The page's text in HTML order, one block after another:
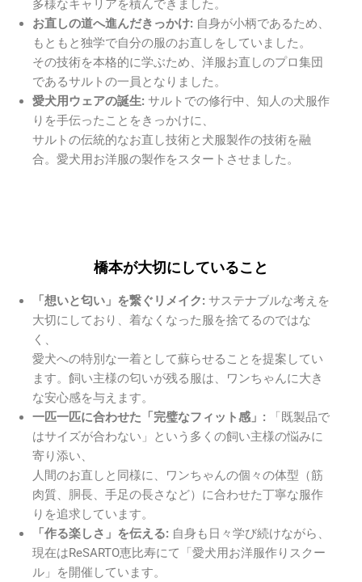
多様なキャリアを積んできました。
お直しの道へ進んだきっかけ: 自身が小柄であるため、
もともと独学で自分の服のお直しをしていました。
その技術を本格的に学ぶため、洋服お直しのプロ集団
であるサルトの一員となりました。
愛犬用ウェアの誕生: サルトでの修行中、知人の犬服作
りを手伝ったことをきっかけに、
サルトの伝統的なお直し技術と犬服製作の技術を融
合。愛犬用お洋服の製作をスタートさせました。
橋本が大切にしていること
「想いと匂い」を繋ぐリメイク: サステナブルな考えを
大切にしており、着なくなった服を捨てるのではな
く、
愛犬への特別な一着として蘇らせることを提案してい
ます。飼い主様の匂いが残る服は、ワンちゃんに大き
な安心感を与えます。
一匹一匹に合わせた「完璧なフィット感」: 「既製品で
はサイズが合わない」という多くの飼い主様の悩みに
寄り添い、
人間のお直しと同様に、ワンちゃんの個々の体型（筋
肉質、胴長、手足の長さなど）に合わせた丁寧な服作
りを追求しています。
「作る楽しさ」を伝える: 自身も日々学び続けながら、
現在はReSARTO恵比寿にて「愛犬用お洋服作りスクー
ル」を開催しています。